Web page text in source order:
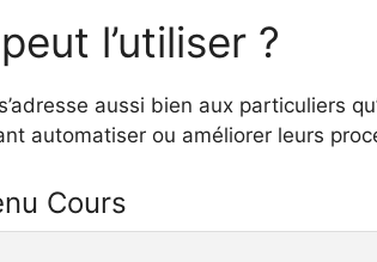
l’utiliser ?
s’adresse aussi bien aux particuliers
automatiser ou améliorer leurs
Cours